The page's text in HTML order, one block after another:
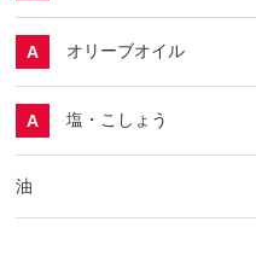
A オリーブオイル
A 塩・こしょう
油